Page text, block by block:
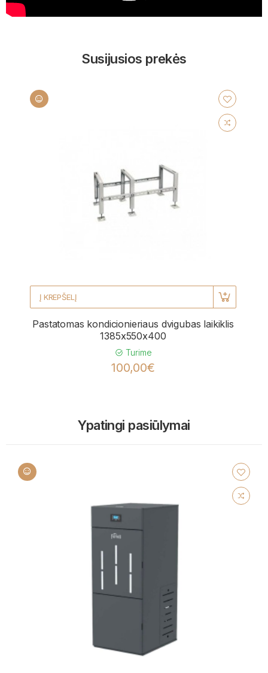
Susijusios prekės
Į KREPŠELĮ
Pastatomas kondicionieriaus dvigubas laikiklis
1385x550x400
Turime
100,00€
Ypatingi pasiūlymai